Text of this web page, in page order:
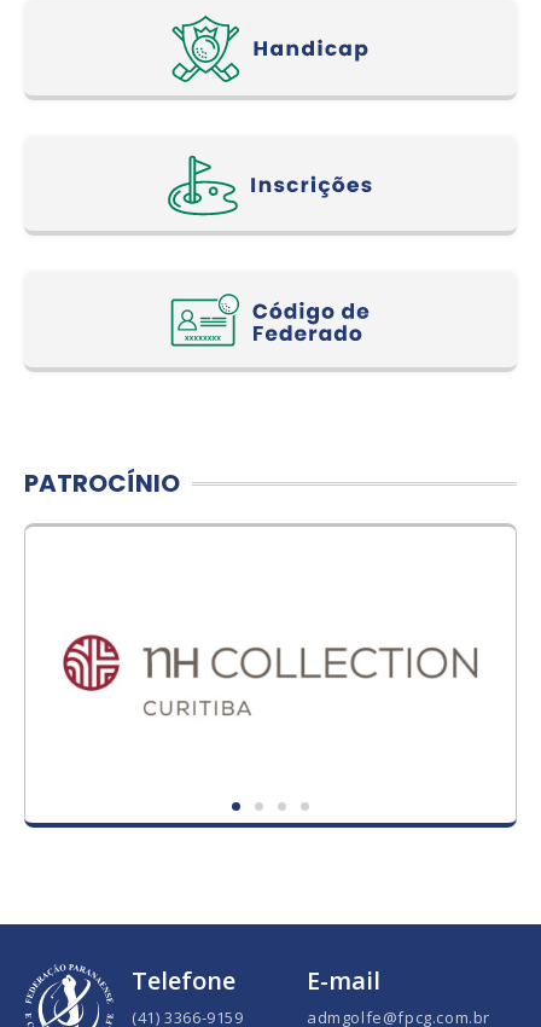
PATROCÍNIO
Telefone
(41) 3366-9159
E-mail
admgolfe@fpcg.com.br